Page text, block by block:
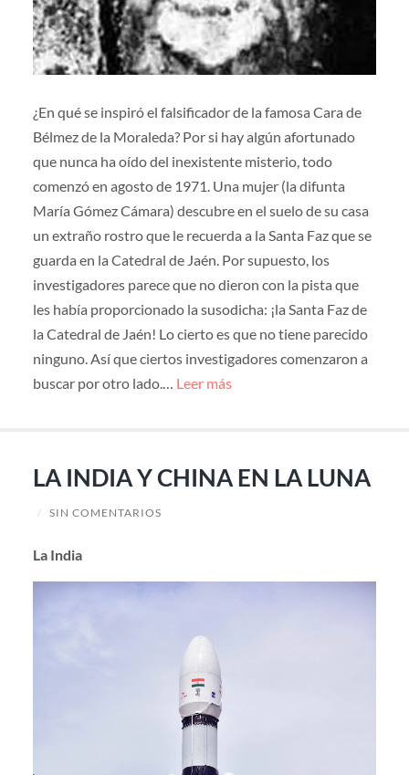
¿En qué se inspiró el falsificador de la famosa Cara de
Bélmez de la Moraleda? Por si hay algún afortunado
que nunca ha oído del inexistente misterio, todo
comenzó en agosto de 1971. Una mujer (la difunta
María Gómez Cámara) descubre en el suelo de su casa
un extraño rostro que le recuerda a la Santa Faz que se
guarda en la Catedral de Jaén. Por supuesto, los
investigadores parece que no dieron con la pista que
les había proporcionado la susodicha: ¡la Santa Faz de
la Catedral de Jaén! Lo cierto es que no tiene parecido
ninguno. Así que ciertos investigadores comenzaron a
buscar por otro lado.… Leer más
LA INDIA Y CHINA EN LA LUNA
/ SIN COMENTARIOS
La India